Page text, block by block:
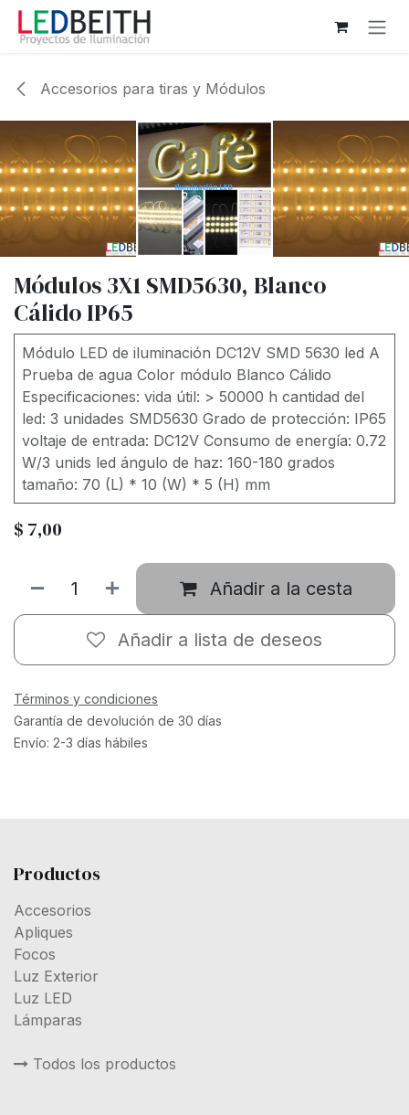
Ir al contenido
Accesorios para tiras y Módulos
Módulos 3X1 SMD5630, Blanco
Cálido IP65
Módulo LED de iluminación DC12V SMD 5630 led A
Prueba de agua Color módulo Blanco Cálido
Especificaciones: vida útil: > 50000 h cantidad del
led: 3 unidades SMD5630 Grado de protección: IP65
voltaje de entrada: DC12V Consumo de energía: 0.72
W/3 unids led ángulo de haz: 160-180 grados
tamaño: 70 (L) * 10 (W) * 5 (H) mm
$ 7,00
Añadir a la cesta
Añadir a lista de deseos
Términos y condiciones
Garantía de devolución de 30 días
Envío: 2-3 días hábiles
Productos
Accesorios
Apliques
Focos
Luz Exterior
Luz LED
Lámparas
Todos los productos